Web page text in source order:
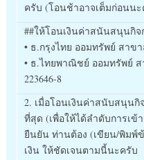
ครับ (โอนช้าอาจเต็มก่อนน
##ให้โอนเงินค่าสนันสนุนกิ
• ธ.กรุงไทย ออมทรัพย์ สาข
• ธ.ไทยพาณิชย์ ออมทรัพย์
223646-8
2. เมื่อโอนเงินค่าสนับสนุนกิ
ที่สุด (เพื่อให้ได้ลำดับการเข้
ยืนยัน ท่านต้อง (เขียน/พิมพ์
เงิน ให้ชัดเจนตามนี้นะครับ